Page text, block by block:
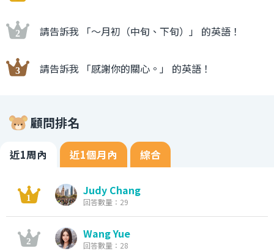
請告訴我 「〜月初（中旬、下旬）」 的英語！
請告訴我 「感謝你的關心。」 的英語！
顧問排名
近1周內 近1個月內 綜合
Judy Chang
回答數量：29
Wang Yue
回答數量：28